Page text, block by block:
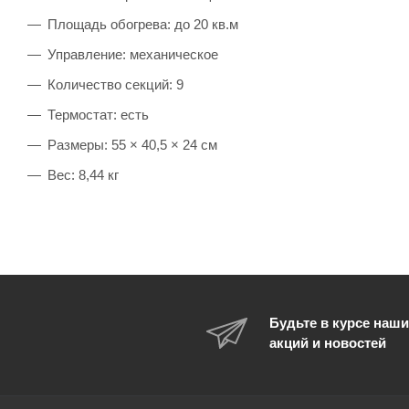
Площадь обогрева: до 20 кв.м
Управление: механическое
Количество секций: 9
Термостат: есть
Размеры: 55 × 40,5 × 24 см
Вес: 8,44 кг
Будьте в курсе
акций и новостей